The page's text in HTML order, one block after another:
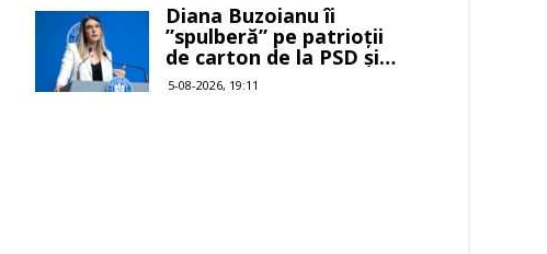
Diana Buzoianu îi
”spulberă” pe patrioții
de carton de la PSD și
AUR
5-08-2026, 19:11